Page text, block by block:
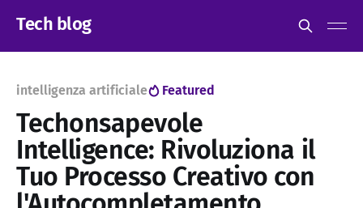
Tech blog
intelligenza artificiale Featured
Techonsapevole
Intelligence: Rivoluziona il
Tuo Processo Creativo con